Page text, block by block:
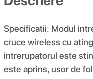
Specificatii: Modul
cruce wireless cu
intrerupatorul este
este aprins, usor de